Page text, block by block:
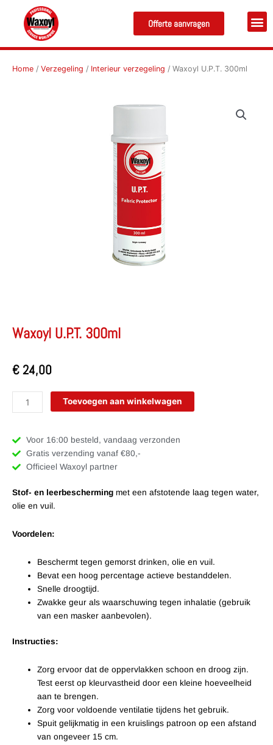
inhoud
Offerte aanvragen
Home / Verzegeling / Interieur verzegeling / Waxoyl U.P.T. 300ml
Waxoyl U.P.T. 300ml
€24,00
Waxoyl
U.P.T.
aantal
Toevoegen aan winkelwagen
Voor 16:00 besteld, vandaag verzonden
Gratis verzending vanaf €80,-
Officieel Waxoyl partner
Stof- en leerbescherming met een afstotende laag tegen water,
olie en vuil.
Voordelen:
Beschermt tegen gemorst drinken, olie en vuil.
Bevat een hoog percentage actieve bestanddelen.
Snelle droogtijd.
Zwakke geur als waarschuwing tegen inhalatie (gebruik
van een masker aanbevolen).
Instructies:
Zorg ervoor dat de oppervlakken schoon en droog zijn.
Test eerst op kleurvastheid door een kleine hoeveelheid
aan te brengen.
Zorg voor voldoende ventilatie tijdens het gebruik.
Spuit gelijkmatig in een kruislings patroon op een afstand
van ongeveer 15 cm.